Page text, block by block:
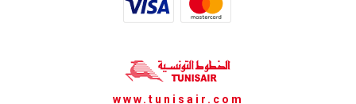
www.tunisair.com